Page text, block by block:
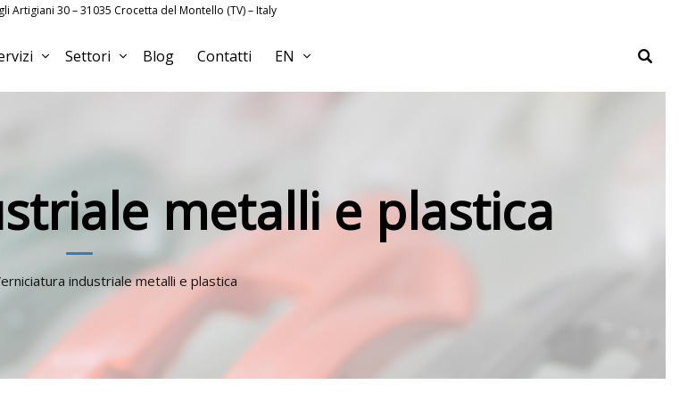
Artigiani 30 – 31035 Crocetta del Montello (TV) – Italy
Settori Blog Contatti EN
metalli e plastica
industriale metalli e plastica